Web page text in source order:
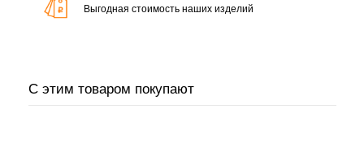
Выгодная стоимость наших изделий
С этим товаром покупают